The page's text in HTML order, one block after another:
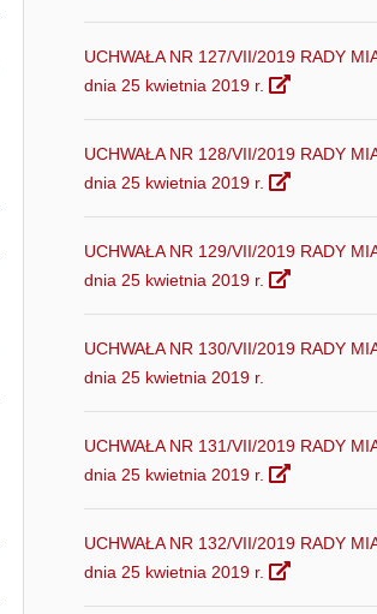
UCHWAŁA NR 127/VII/2019 RADY
dnia 25 kwietnia 2019 r.
UCHWAŁA NR 128/VII/2019 RADY
dnia 25 kwietnia 2019 r.
UCHWAŁA NR 129/VII/2019 RADY
dnia 25 kwietnia 2019 r.
UCHWAŁA NR 130/VII/2019 RADY
dnia 25 kwietnia 2019 r.
UCHWAŁA NR 131/VII/2019 RADY
dnia 25 kwietnia 2019 r.
UCHWAŁA NR 132/VII/2019 RADY
dnia 25 kwietnia 2019 r.